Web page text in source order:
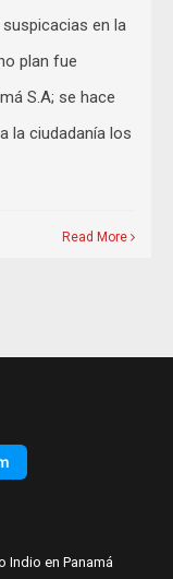
en la
plan fue
S.A; se hace
la ciudadanía los
Read More
Indio en Panamá